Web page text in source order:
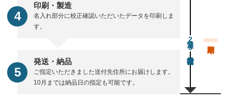
印刷・製造
名入れ部分に校正確認いただいたデータを印刷しま
す。
発送・納品
ご指定いただきました送付先住所にお届けします。
10月までは納品日の指定も可能です。
通常23営業日後出荷